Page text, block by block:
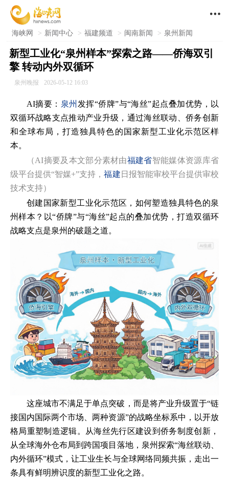

海峡网 > 新闻中心 > 福建频道 > 闽南新闻 > 泉州新闻
新型工业化“泉州样本”探索之路——侨海双引
擎 转动内外双循环
泉州晚报 2026-05-12 16:03
AI摘要： 泉州 发挥“侨牌”与“海丝”起点叠加优势，以
双循环战略支点推动产业升级，通过海丝联动、侨务创新
和全球布局，打造独具特色的国家新型工业化示范区样
本。
（AI摘要及本文部分素材由福建省智能媒体资源库省
级平台提供“智媒+”支持，福建 日报智能审校平台提供审校
技术支持）
创建国家新型工业化示范区，如何塑造独具特色的泉
州样本？以“侨牌”与“海丝”起点的叠加优势，打造双循环
战略支点是泉州的破题之道。
这座城市不满足于单点突破，而是将产业升级置于“链
接国内国际两个市场、两种资源”的战略坐标系中，以开放
格局重塑制造逻辑。从海丝先行区建设到侨务制度创新，
从全球海外仓布局到跨国项目落地，泉州探索“海丝联动、
内外循环”模式，让工业生长与全球网络同频共振，走出一
条具有鲜明辨识度的新型工业化之路。